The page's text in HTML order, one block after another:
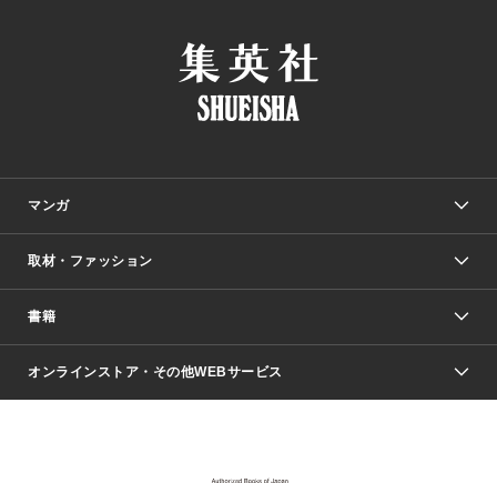
マンガ
少年マンガ
Vジャンプ
週刊ヤングジャンプ
少女マンガ
取材・ファッション
Seventeen
芸能・情報・スポーツ
書籍
文芸・文庫・総合
オンラインストア・その他WEBサービス